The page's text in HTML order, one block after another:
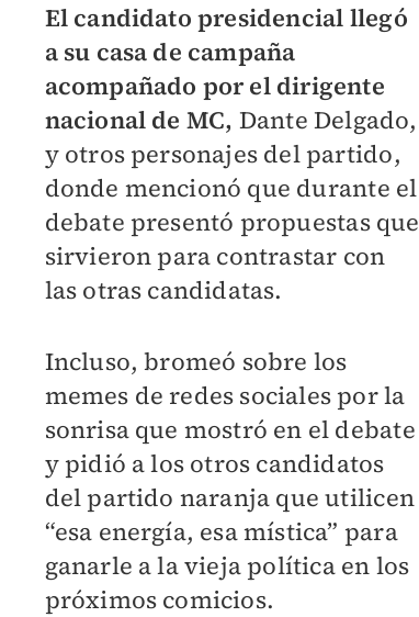
El candidato presidencial llegó
a su casa de campaña
acompañado por el dirigente
nacional de MC, Dante Delgado,
y otros personajes del partido,
donde mencionó que durante el
debate presentó propuestas que
sirvieron para contrastar con
las otras candidatas.
Incluso, bromeó sobre los
memes de redes sociales por la
sonrisa que mostró en el debate
y pidió a los otros candidatos
del partido naranja que utilicen
“esa energía, esa mística” para
ganarle a la vieja política en los
próximos comicios.